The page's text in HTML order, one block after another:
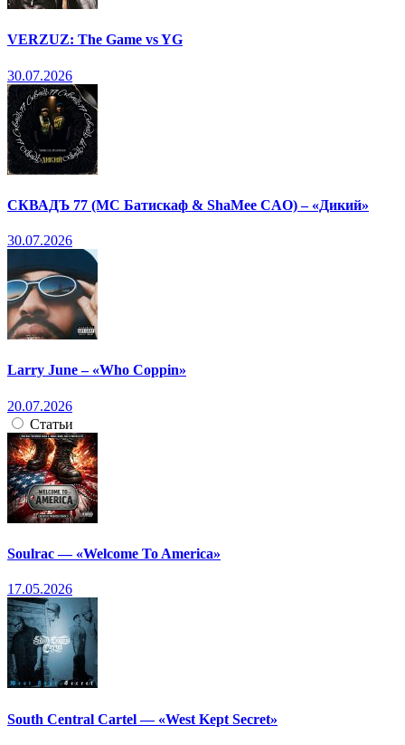
VERZUZ: The Game vs YG
30.07.2026
СКВАДЪ 77 (МС Батискаф & ShaMee CAO) – «Дикий»
30.07.2026
Larry June – «Who Coppin»
20.07.2026
Статьи
Soulrac — «Welcome To America»
17.05.2026
South Central Cartel — «West Kept Secret»